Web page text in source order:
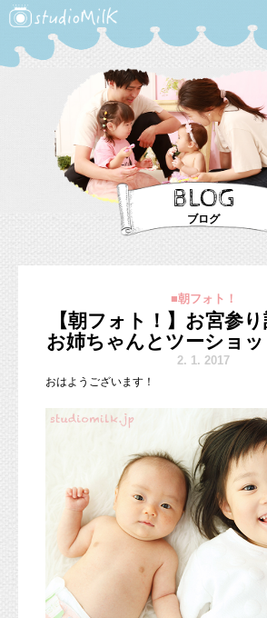
BLOG
ブログ
■朝フォト！
【朝フォト！】お宮参り
お姉ちゃんとツーショ
2. 1. 2017
おはようございます！